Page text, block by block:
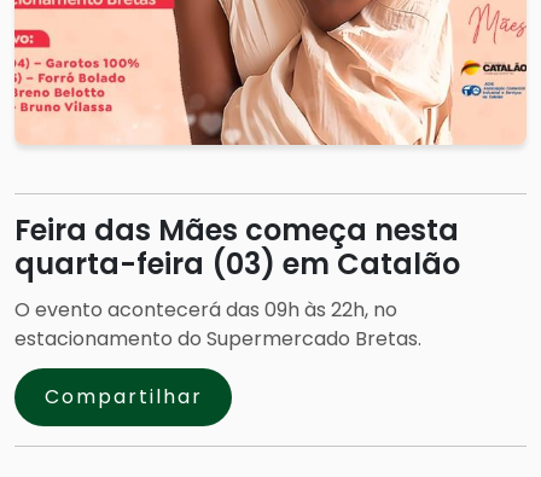
Feira das Mães começa nesta
quarta-feira (03) em Catalão
O evento acontecerá das 09h às 22h, no
estacionamento do Supermercado Bretas.
Compartilhar